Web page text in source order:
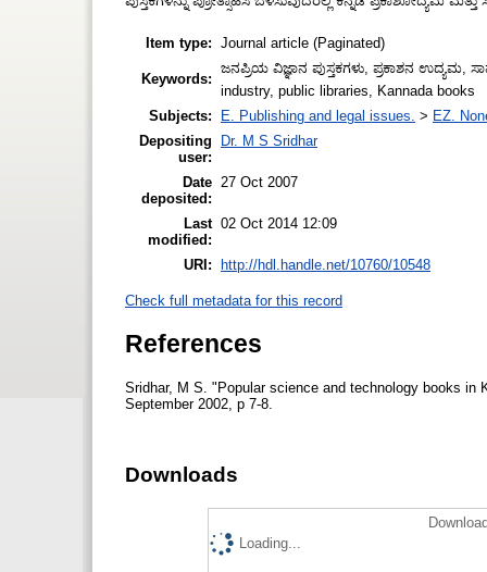
Item type: Journal article (Paginated)
Keywords:
ಜನಪ್ರಿಯ ವಿಜ್ಞಾನ ಪುಸ್ತಕಗಳು, ಪ್ರಕಾಶನ ಉದ್ಯಮ,
industry, public libraries, Kannada books
Subjects:
E. Publishing and legal issues. > EZ.
Depositing
user:
Dr. M S Sridhar
Date
deposited:
27 Oct 2007
Last
modified:
02 Oct 2014 12:09
URI: http://hdl.handle.net/10760/10548
Check full metadata for this record
References
Sridhar, M S. "Popular science and technology books in
September 2002, p 7-8.
Downloads
Loading...